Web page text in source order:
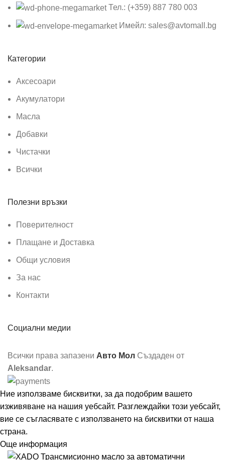
Тел.: (+359) 887 780 003
Имейл: sales@avtomall.bg
Категории
Аксесоари
Акумулатори
Масла
Добавки
Чистачки
Всички
Полезни връзки
Поверителност
Плащане и Доставка
Общи условия
За нас
Контакти
Социални медии
Всички права запазени Авто Мол Създаден от
Aleksandar.
Ние използваме бисквитки, за да подобрим вашето
изживяване на нашия уебсайт. Разглеждайки този уебсайт,
вие се съгласявате с използването на бисквитки от наша
страна.
Още информация